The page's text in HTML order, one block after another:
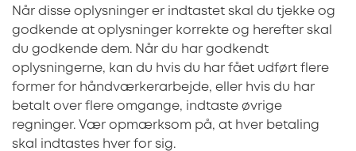
Når disse oplysninger er indtastet skal du tjekke og
godkende at oplysninger korrekte og herefter skal
du godkende dem. Når du har godkendt
oplysningerne, kan du hvis du har fået udført flere
former for håndværkerarbejde, eller hvis du har
betalt over flere omgange, indtaste øvrige
regninger. Vær opmærksom på, at hver betaling
skal indtastes hver for sig.